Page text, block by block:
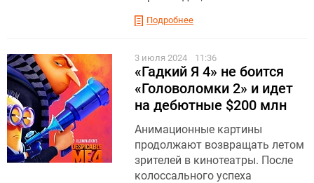
Подробнее
3 июля 2024 11:36
«Гадкий Я 4» не боится
«Головоломки 2» и идет
на дебютные $200 млн
Анимационные картины
продолжают возвращать летом
зрителей в кинотеатры. После
колоссального успеха